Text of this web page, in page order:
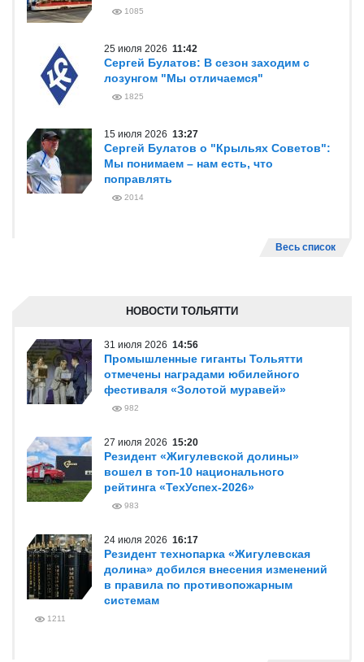
1085
25 июля 2026 11:42
Сергей Булатов: В сезон заходим с
лозунгом "Мы отличаемся"
1825
15 июля 2026 13:27
Сергей Булатов о "Крыльях Советов":
Мы понимаем – нам есть, что
поправлять
2014
Весь список
НОВОСТИ ТОЛЬЯТТИ
31 июля 2026 14:56
Промышленные гиганты Тольятти
отмечены наградами юбилейного
фестиваля «Золотой муравей»
982
27 июля 2026 15:20
Резидент «Жигулевской долины»
вошел в топ-10 национального
рейтинга «ТехУспех-2026»
983
24 июля 2026 16:17
Резидент технопарка «Жигулевская
долина» добился внесения изменений
в правила по противопожарным
системам
1211